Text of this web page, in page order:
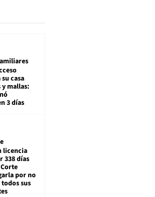
casa
mallas:
3 días
licencia
338 días
por no
sus